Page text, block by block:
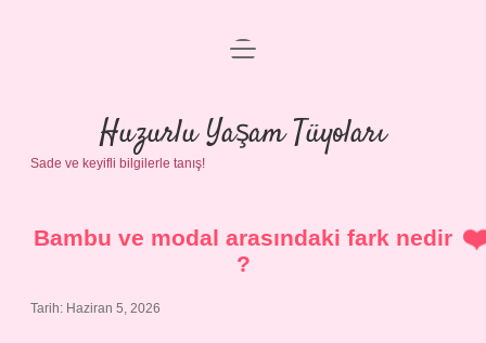
Anasayfa
Gizlilik Politikası
Yasal Uyarı
menüyü
Huzurlu Yaşam Tüyoları
Sade ve keyifli bilgilerle tanış!
Bambu ve modal arasındaki fark nedir
?
Tarih: Haziran 5, 2026